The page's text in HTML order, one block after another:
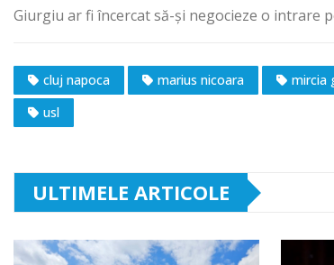
Giurgiu ar fi încercat să-și negocieze o intrare
cluj napoca marius nicoara mircia
usl
ULTIMELE ARTICOLE